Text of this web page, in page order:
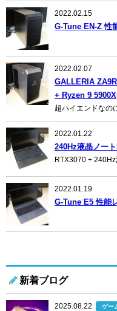
2022.02.15
G-Tune EN-Z 性
2022.02.07
GALLERIA
+ Ryzen 9 5900X
超ハイエンドなの
2022.01.22
240Hz液晶ノー
RTX3070 + 240Hz
2022.01.19
G-Tune E5 性能
新着ブログ
2025.08.22 ゲー